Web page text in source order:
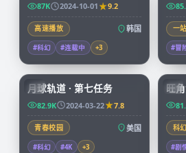
87K 2024-10-01 9.2
高速播放 韩国
#科幻 #连载中 +3
一
#冒
CN
99:57
月球轨道 · 第七任务
82.9K 2024-03-22 7.8
青春校园 美国
#科幻 #4K +3
HK
旺
科
#剧